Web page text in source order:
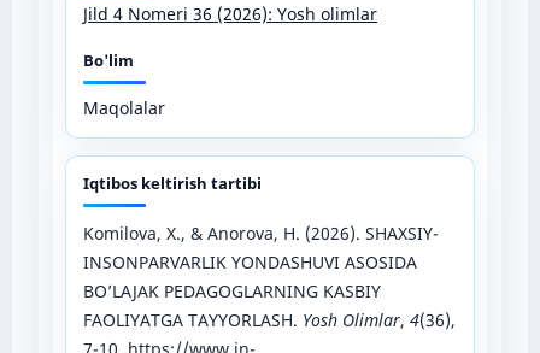
Jild 4 Nomeri 36 (2026): Yosh olimlar
Bo'lim
Maqolalar
Iqtibos keltirish tartibi
Komilova, X., & Anorova, H. (2026). SHAXSIY-
INSONPARVARLIK YONDASHUVI ASOSIDA
BO’LAJAK PEDAGOGLARNING KASBIY
FAOLIYATGA TAYYORLASH. Yosh Olimlar, 4(36),